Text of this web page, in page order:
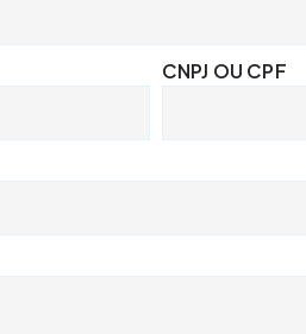
CNPJ OU CPF